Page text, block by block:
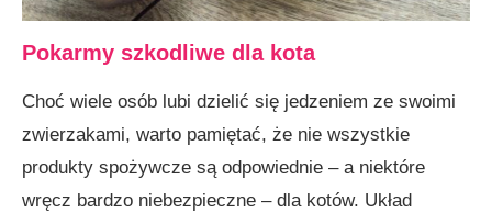
Pokarmy szkodliwe dla kota
Choć wiele osób lubi dzielić się jedzeniem ze swoimi
zwierzakami, warto pamiętać, że nie wszystkie
produkty spożywcze są odpowiednie – a niektóre
wręcz bardzo niebezpieczne – dla kotów. Układ